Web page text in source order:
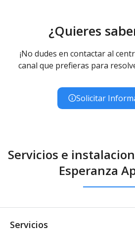
¿Quieres
¡No dudes en contactar al
canal que prefieras para
Solicitar
Servicios e
Esperanza
Servicios